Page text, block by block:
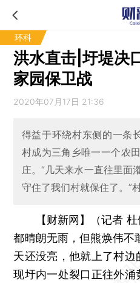
环科
洪水直击|圩堤决
家园保卫战
2020年07月17日 21:36
得益于环绕村东侧的一条
村成为三角乡唯一一个农
庄。“几天来水一直往里面
守住了我们村就保住了。”
【财新网】（记者 杜
都晴朗无雨，但熊焕伟不
天还没亮，他就上了村
现圩内一处裂口正往外